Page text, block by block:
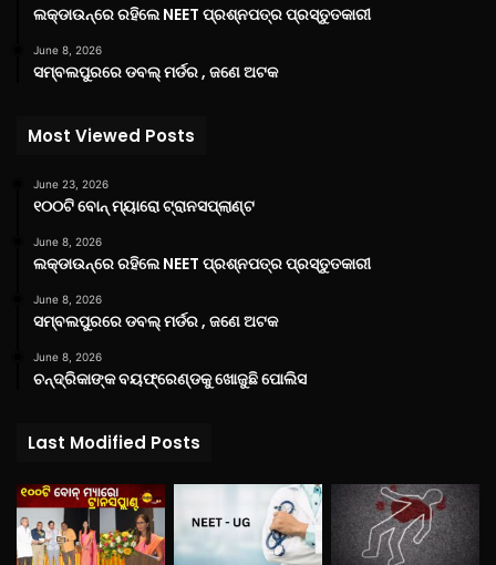
ଲକ୍‌ଡାଉନ୍‌ରେ ରହିଲେ NEET ପ୍ରଶ୍ନପତ୍ର ପ୍ରସ୍ତୁତକାରୀ
June 8, 2026
ସମ୍ବଲପୁରରେ ଡବଲ୍ ମର୍ଡର , ଜଣେ ଅଟକ
Most Viewed Posts
June 23, 2026
୧୦୦ଟି ବୋନ୍ ମ୍ୟାରୋ ଟ୍ରାନସପ୍ଲାଣ୍ଟ
June 8, 2026
ଲକ୍‌ଡାଉନ୍‌ରେ ରହିଲେ NEET ପ୍ରଶ୍ନପତ୍ର ପ୍ରସ୍ତୁତକାରୀ
June 8, 2026
ସମ୍ବଲପୁରରେ ଡବଲ୍ ମର୍ଡର , ଜଣେ ଅଟକ
June 8, 2026
ଚନ୍ଦ୍ରିକାଙ୍କ ବୟଫ୍ରେଣ୍ଡକୁ ଖୋଜୁଛି ପୋଲିସ
Last Modified Posts